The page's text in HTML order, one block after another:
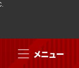
メニュー